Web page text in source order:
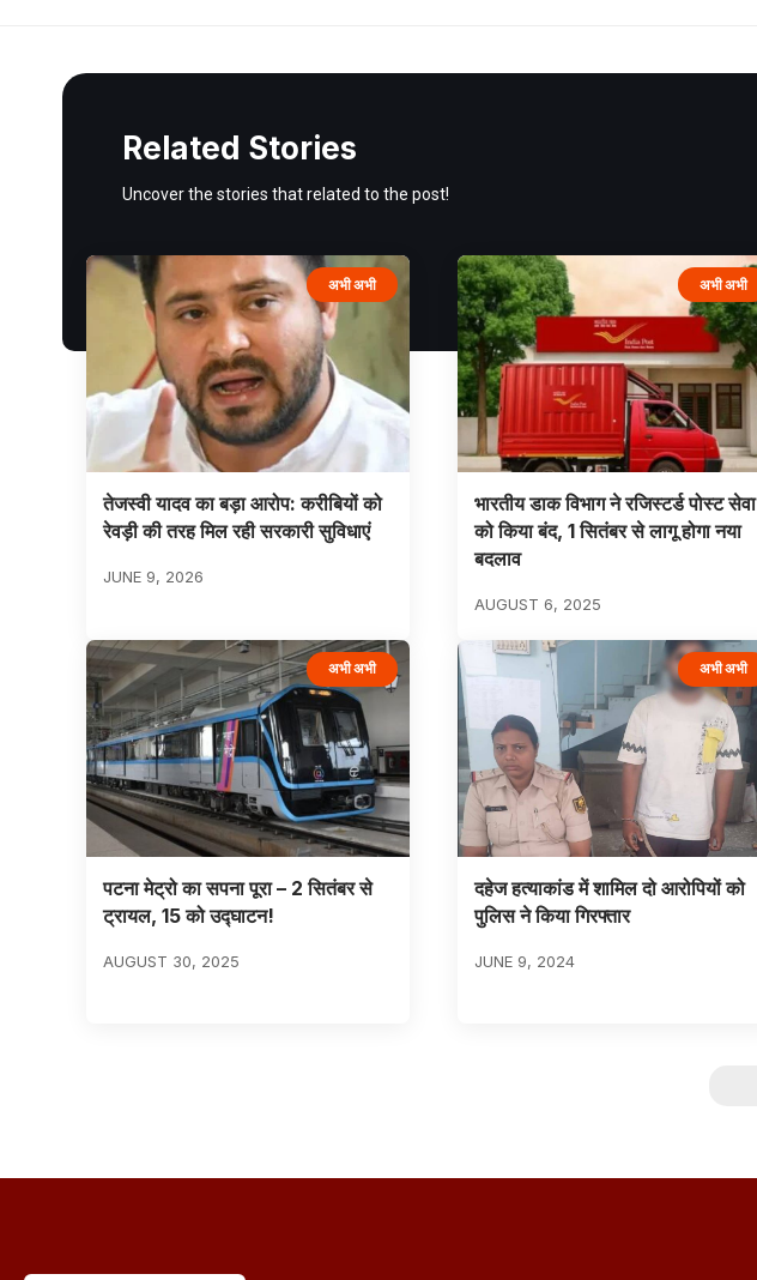
Related Stories
Uncover the stories that related to the post!
अभी अभी
तेजस्वी यादव का बड़ा आरोप: करीबियों को
रेवड़ी की तरह मिल रही सरकारी सुविधाएं
JUNE 9, 2026
अभी अभी
भारतीय डाक विभाग ने रजिस्टर्ड पोस्ट सेवा
को किया बंद, 1 सितंबर से लागू होगा नया
बदलाव
AUGUST 6, 2025
अभी अभी
पटना मेट्रो का सपना पूरा – 2 सितंबर से
ट्रायल, 15 को उद्घाटन!
AUGUST 30, 2025
अभी अभी
दहेज हत्याकांड में शामिल दो आरोपियों को
पुलिस ने किया गिरफ्तार
JUNE 9, 2024